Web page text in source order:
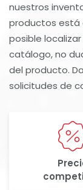
nuestros
productos está
posible
catálogo, no
del producto.
solicitudes de